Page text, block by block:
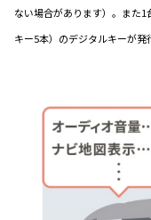
ない場合があります）。また
キー5本）のデジタルキーが発